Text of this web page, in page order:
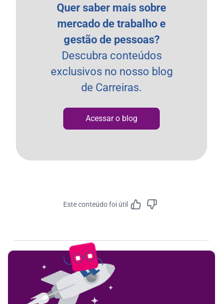
Quer saber mais sobre
mercado de trabalho e
gestão de pessoas?
Descubra conteúdos
exclusivos no nosso blog
de Carreiras.
Acessar o blog
Este conteúdo foi útil